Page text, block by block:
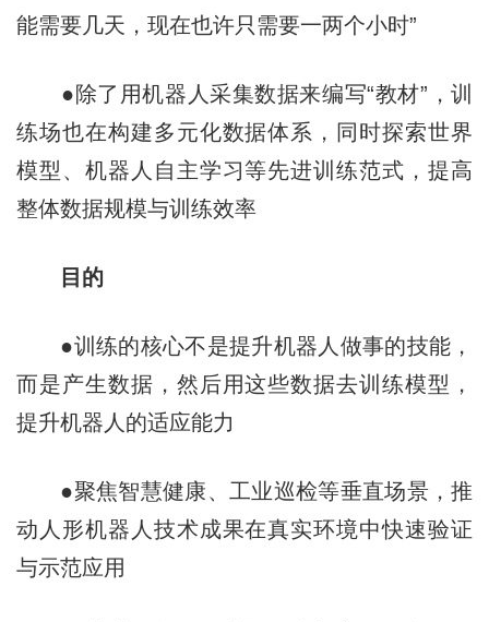
能需要几天，现在也许只需要一两个小时”
●除了用机器人采集数据来编写“教材”，训
练场也在构建多元化数据体系，同时探索世界
模型、机器人自主学习等先进训练范式，提高
整体数据规模与训练效率
目的
●训练的核心不是提升机器人做事的技能，
而是产生数据，然后用这些数据去训练模型，
提升机器人的适应能力
●聚焦智慧健康、工业巡检等垂直场景，推
动人形机器人技术成果在真实环境中快速验证
与示范应用